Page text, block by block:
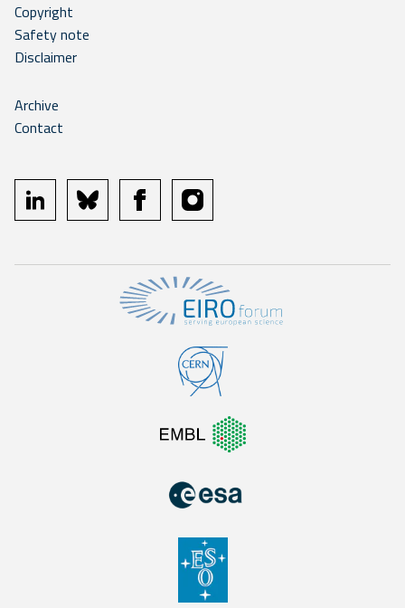
Copyright
Safety note
Disclaimer
Archive
Contact
linkedin bluesky facebookinstagram